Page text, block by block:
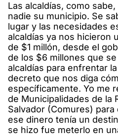
Las alcaldías, como
nadie su municipio. Se
lugar y las necesidades
alcaldías ya nos hicieron
de $1 millón, desde el
de los $6 millones que
alcaldías para enfrentar
decreto que nos diga
específicamente. Yo me
de Municipalidades de la
Salvador (Comures)
ese dinero tenía un
se hizo fue meterlo en